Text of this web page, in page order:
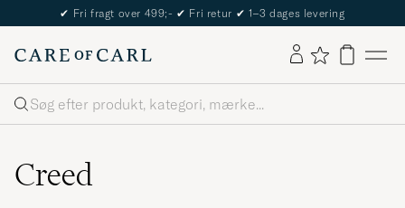
The Care of Carl Passport
Søg
Creed